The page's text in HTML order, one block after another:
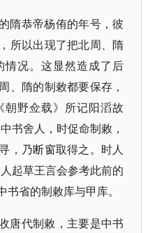
隋恭帝杨侑的年号，彼
所以出现了把北周、隋
况。这显然造成了后
、隋的制敕都要保存，
野佥载》所记阳滔故
书舍人，时促命制敕，
，乃断窗取得之。时人
起草王言会参考此前的
省的制敕库与甲库。
唐代制敕，主要是中书